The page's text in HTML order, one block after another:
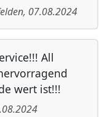
, 07.08.2024
All
wert ist!!!